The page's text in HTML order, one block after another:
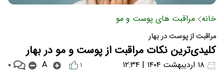
خانه مراقبت های پوست و مو
مراقبت از پوست در بهار
کلیدی‌ترین نکات مراقبت از پوست و مو در بهار
۱ A ۰